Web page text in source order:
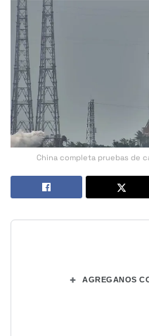
China completa pruebas de
+ AGREGANOS